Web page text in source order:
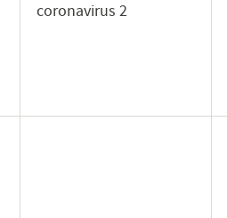
coronavirus 2